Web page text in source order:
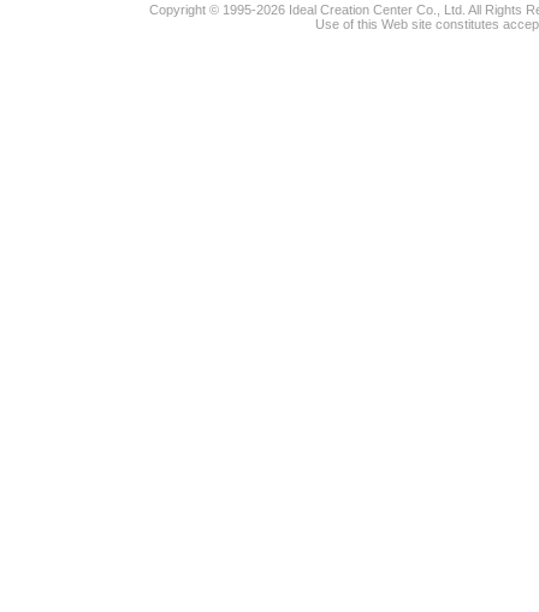
Copyright © 1995-2026 Ideal Creation Center Co., Ltd. All Rights
Use of this Web site constitutes